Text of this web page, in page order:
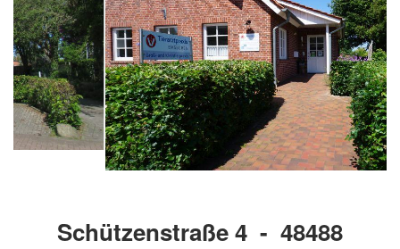
Kleintierpraxis
Großtierpraxis
Kontakt & Anfahrt
Schützenstraße 4 - 48488